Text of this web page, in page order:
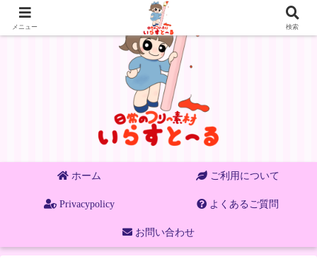
ホーム ご利用について
Privacypolicy よくあるご質問
お問い合わせ
メニュー 検索